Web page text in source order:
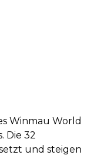
Winmau World
Die 32
und steigen